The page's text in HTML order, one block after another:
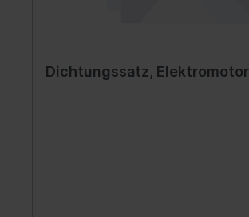
Dichtungssatz, Elektromotor